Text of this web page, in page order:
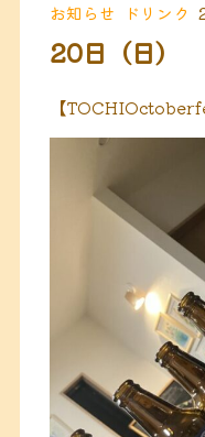
お知らせ ドリンク
20日（日）
【